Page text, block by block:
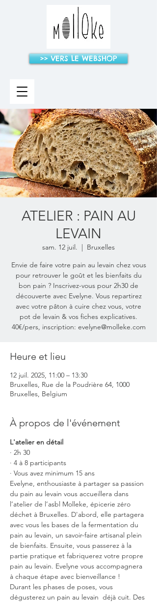
>> VERS LE WEBSHOP
ATELIER : PAIN AU
LEVAIN
sam. 12 juil.
  |
Bruxelles
Envie de faire votre pain au levain chez vous
pour retrouver le goût et les bienfaits du
bon pain ? Inscrivez-vous pour 2h30 de
découverte avec Evelyne. Vous repartirez
avec votre pâton à cuire chez vous, votre
pot de levain & vos fiches explicatives.
40€/pers, inscription: evelyne@molleke.com
Heure et lieu
12 juil. 2025, 11:00 – 13:30
Bruxelles, Rue de la Poudrière 64, 1000
Bruxelles, Belgium
À propos de l'événement
L'atelier en détail
· 2h 30
· 4 à 8 participants
· Vous avez minimum 15 ans
Evelyne, enthousiaste à partager sa passion
du pain au levain vous accueillera dans
l’atelier de l’asbl Molleke, épicerie zéro
déchet à Bruxelles. D'abord, elle partagera
avec vous les bases de la fermentation du
pain au levain, un savoir-faire artisanal plein
de bienfaits. Ensuite, vous passerez à la
partie pratique et fabriquerez votre propre
pain au levain. Evelyne vous accompagnera
à chaque étape avec bienveillance !
Durant les phases de poses, vous
dégusterez un pain au levain  déjà cuit. Des